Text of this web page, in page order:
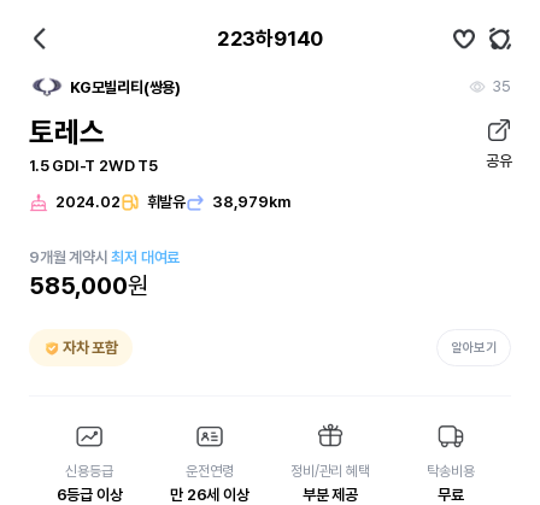
223하9140
KG모빌리티(쌍용) 35
토레스
1.5 GDI-T 2WD T5 공유
2024.02 휘발유 38,979km
9개월 계약시최저 대여료
585,000원
자차 포함 알아보기
신용등급
6등급 이상
운전연령
만 26세 이상
정비/관리 혜택
부분 제공
탁송비용
무료